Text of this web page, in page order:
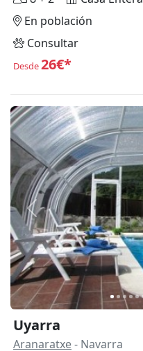
En población
Consultar
Desde26€*
Anterior
Uyarra
Aranaratxe- Navarra